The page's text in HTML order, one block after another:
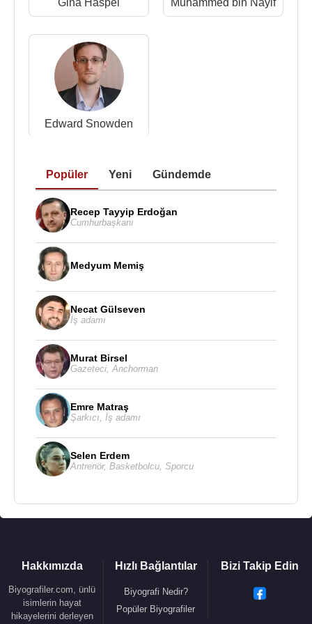
Gina Haspel Muhammed bin Nayif
Edward Snowden
Popüler Yeni Gündemde
Recep Tayyip Erdoğan
Cumhurbaşkanı
Medyum Memiş
Necat Gülseven
İş adamı
Murat Birsel
Gazeteci Anchorman
Emre Matraş
Şarkıcı İş adamı
Selen Erdem
Antrenör, Basketbolcu Sporcu
Hakkımızda
Biyografiler.com, ünlü
isimlerin hayat
hikayelerini derleyen
Hızlı Bağlantılar
Biyografi Nedir?
Popüler Biyografiler
Bizi Takip Edin